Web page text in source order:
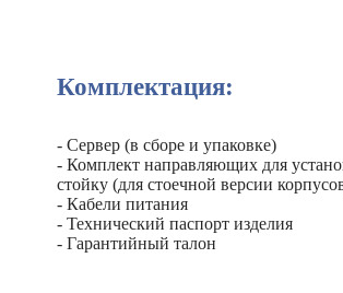
Комплектация:
- Сервер (в сборе и упаковке)
- Комплект направляющих для
стойку (для стоечной версии
- Кабели питания
- Технический паспорт изделия
- Гарантийный талон